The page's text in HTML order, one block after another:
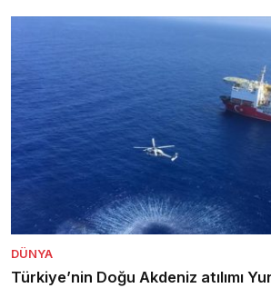
DÜNYA
Türkiye’nin Doğu Akdeniz atılımı